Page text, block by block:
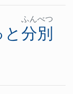
ふんべつ
分別